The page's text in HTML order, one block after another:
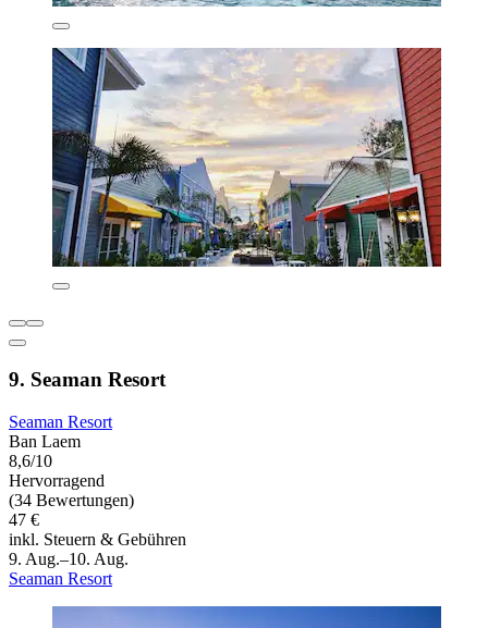
9. Seaman Resort
Seaman Resort
Ban Laem
8,6/10
Hervorragend
(34 Bewertungen)
47 €
inkl. Steuern & Gebühren
9. Aug.–10. Aug.
Seaman Resort